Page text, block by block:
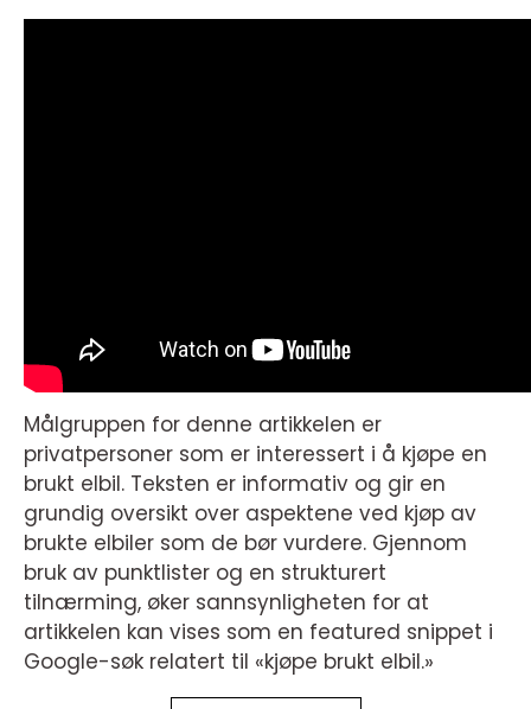
Målgruppen for denne artikkelen er
privatpersoner som er interessert i å kjøpe en
brukt elbil. Teksten er informativ og gir en
grundig oversikt over aspektene ved kjøp av
brukte elbiler som de bør vurdere. Gjennom
bruk av punktlister og en strukturert
tilnærming, øker sannsynligheten for at
artikkelen kan vises som en featured snippet i
Google-søk relatert til «kjøpe brukt elbil.»